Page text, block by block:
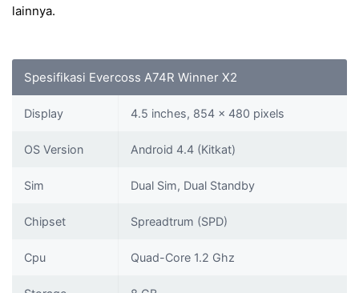
lainnya.
Spesifikasi Evercoss A74R Winner X2
Display 4.5 inches, 854 x 480 pixels
OS Version Android 4.4 (Kitkat)
Sim Dual Sim, Dual Standby
Chipset Spreadtrum (SPD)
Cpu Quad-Core 1.2 Ghz